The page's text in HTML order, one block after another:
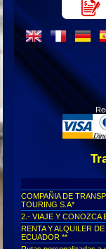
COMPAÑIA DE
TOURING S.A*
2.- VIAJE Y CONOZCA
RENTA Y ALQUILER
ECUADOR **